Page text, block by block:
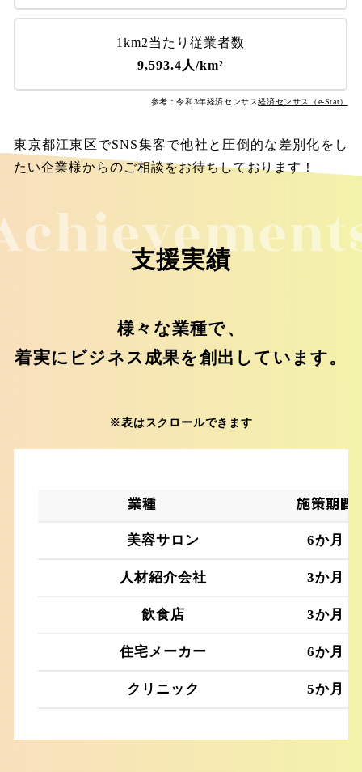
1km2当たり従業者数
9,593.4人/km²
参考：令和3年経済センサス経済センサス（e-Stat）
東京都江東区でSNS集客で他社と圧倒的な差別化をし
たい企業様からのご相談をお待ちしております！
支援実績
様々な業種で、
着実にビジネス成果を創出しています。
※表はスクロールできます
業種 施策期間
美容サロン 6か月
人材紹介会社 3か月
飲食店 3か月
住宅メーカー 6か月
クリニック 5か月